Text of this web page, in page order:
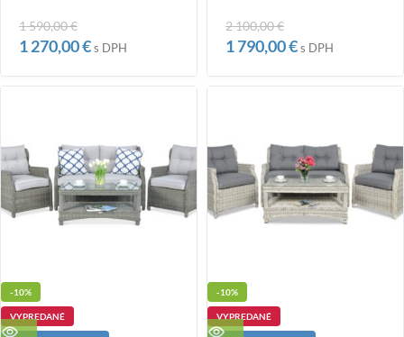
1 590,00€
1 270,00€s DPH
2 100,00€
1 790,00€s DPH
-10%
VYPREDANÉ
-10%
VYPREDANÉ